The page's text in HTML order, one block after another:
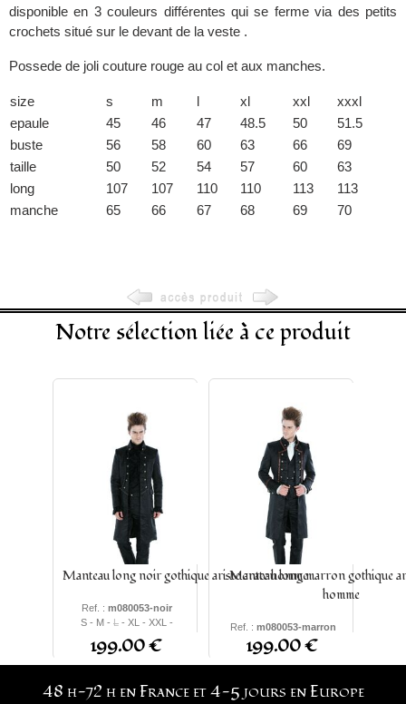
disponible en 3 couleurs différentes qui se ferme via des petits
crochets situé sur le devant de la veste .
Possede de joli couture rouge au col et aux manches.
size s m l xl xxl
xxxl
epaule
45 46 47 48.5 50
51.5
buste
56 58 60 63 66
69
taille
50 52 54 57 60
63
long
107 107 110 110 113
113
manche
65 66 67 68 69 70
Notre sélection liée à ce produit
Manteau long noir gothique aristocrate homme
Ref. : m080053-noir
S - M - L - XL - XXL -
XXXL
199.00 €
Manteau long marron gothique
homme
Ref. : m080053-marron
S - M - L - XL - XXL -
XXXL
199.00 €
48 h-72 h en France et 4-5 jours en Europe